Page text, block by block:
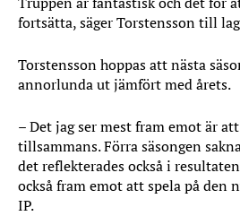
fortsätta, säger Torstensson till
Torstensson hoppas att nästa
annorlunda ut jämfört med årets.
– Det jag ser mest fram emot är
tillsammans. Förra säsongen
det reflekterades också i
också fram emot att spela på den
IP.